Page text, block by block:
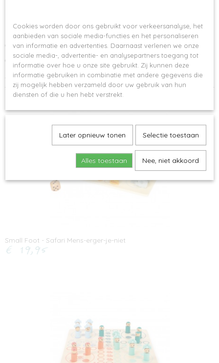
kleurendobbelsteen. Een klassiek spel in een trendy design. Dankzij de
praktische clipsluiting kan het spel makkelijk meegenomen worden voor
onderweg.
Geschikt voor kinderen vanaf 4 jaar.
Afmetingen: 24x24 cm
Ook interessant
Small Foot - Safari Mens-erger-je-niet
€ 19,95
Cookies worden door ons gebruikt voor verkeersanalyse, het
aanbieden van sociale media-functies en het personaliseren
van informatie en advertenties. Daarnaast verlenen we onze
sociale media-, advertentie- en analysepartners toegang tot
informatie over hoe u onze site gebruikt. Zij kunnen deze
informatie gebruiken in combinatie met andere gegevens die
zij mogelijk hebben verzameld door uw gebruik van hun
diensten of die u hen hebt verstrekt.
Later opnieuw tonen Selectie toestaan
Alles toestaan Nee, niet akkoord